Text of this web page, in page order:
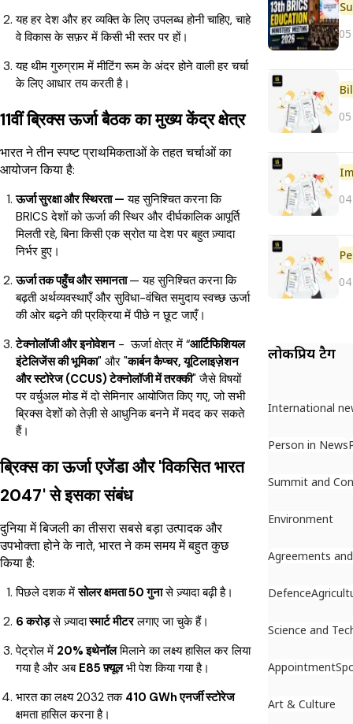
यह हर देश और हर व्यक्ति के लिए उपलब्ध होनी चाहिए, चाहे
वे विकास के सफ़र में किसी भी स्तर पर हों।
यह थीम गुरुग्राम में मीटिंग रूम के अंदर होने वाली हर चर्चा
के लिए आधार तय करती है।
11वीं ब्रिक्स ऊर्जा बैठक का मुख्य केंद्र क्षेत्र
भारत ने तीन स्पष्ट प्राथमिकताओं के तहत चर्चाओं का
आयोजन किया है:
ऊर्जा सुरक्षा और स्थिरता — यह सुनिश्चित करना कि
BRICS देशों को ऊर्जा की स्थिर और दीर्घकालिक आपूर्ति
मिलती रहे, बिना किसी एक स्रोत या देश पर बहुत ज़्यादा
निर्भर हुए।
ऊर्जा तक पहुँच और समानता— यह सुनिश्चित करना कि
बढ़ती अर्थव्यवस्थाएँ और सुविधा-वंचित समुदाय स्वच्छ ऊर्जा
की ओर बढ़ने की प्रक्रिया में पीछे न छूट जाएँ।
टेक्नोलॉजी और इनोवेशन- ऊर्जा क्षेत्र में “आर्टिफिशियल
इंटेलिजेंस की भूमिका" और "कार्बन कैप्चर, यूटिलाइज़ेशन
और स्टोरेज (CCUS) टेक्नोलॉजी में तरक्की" जैसे विषयों
पर वर्चुअल मोड में दो सेमिनार आयोजित किए गए, जो सभी
ब्रिक्स देशों को तेज़ी से आधुनिक बनने में मदद कर सकते
हैं।
ब्रिक्स का ऊर्जा एजेंडा और 'विकसित भारत
2047' से इसका संबंध
दुनिया में बिजली का तीसरा सबसे बड़ा उत्पादक और
उपभोक्ता होने के नाते, भारत ने कम समय में बहुत कुछ
किया है:
पिछले दशक मेंसोलर क्षमता 50 गुनासे ज़्यादा बढ़ी है।
6 करोड़से ज़्यादास्मार्ट मीटरलगाए जा चुके हैं।
पेट्रोल में 20% इथेनॉलमिलाने का लक्ष्य हासिल कर लिया
गया है और अब E85 फ़्यूलभी पेश किया गया है।
भारत का लक्ष्य 2032 तक 410 GWh एनर्जी स्टोरेज
क्षमता हासिल करना है।
लोकप्रिय टैग
International
Person in News
Summit and
Environment
Agreements
Defence
Science and
Appointment
Art & Culture